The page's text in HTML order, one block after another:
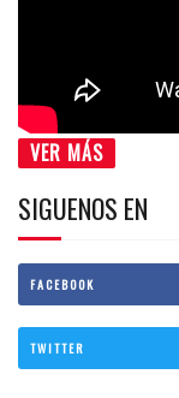
VER MÁS
SIGUENOS EN
FACEBOOK
TWITTER